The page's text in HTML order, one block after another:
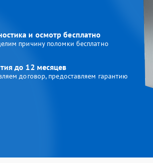
и осмотр бесплатно
причину поломки бесплатно
до 12 месяцев
договор, предоставляем гарантию